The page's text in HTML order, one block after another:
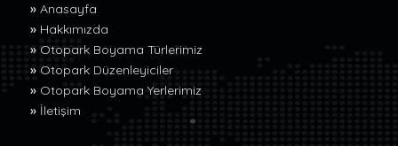
» Anasayfa
» Hakkımızda
» Otopark Boyama Türlerimiz
» Otopark Düzenleyiciler
» Otopark Boyama Yerlerimiz
» İletişim